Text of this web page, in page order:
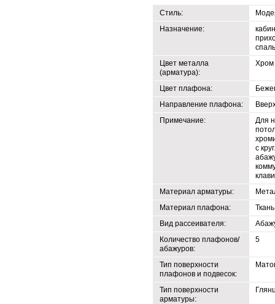
Стиль:
Назначение:
Цвет металла
(арматура):
Хром
Цвет плафона:
Направление плафона:
Примечание:
Для
с
Материал арматуры:
Материал плафона:
Ткань
Вид рассеивателя:
Количество плафонов/
абажуров:
5
Тип поверхности
плафонов и подвесок:
Тип поверхности
арматуры: